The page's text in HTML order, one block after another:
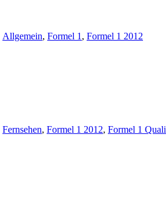
Allgemein, Formel 1 , Formel 1 2012
Fernsehen, Formel 1 2012, Formel 1